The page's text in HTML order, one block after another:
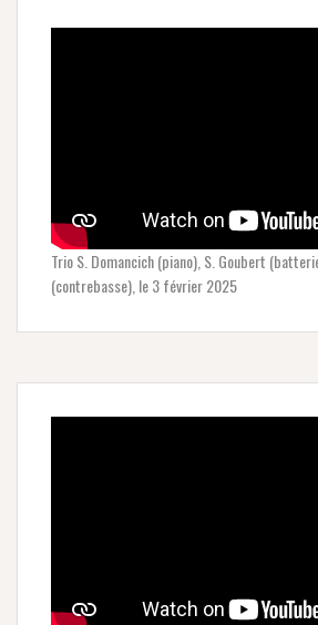
Trio S. Domancich (piano), S. Goubert
(contrebasse), le 3 février 2025